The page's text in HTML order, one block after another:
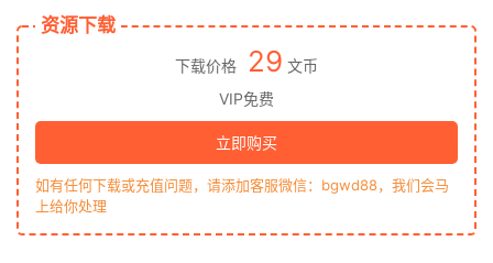
资源下载
下载价格 29 文币
VIP免费
立即购买
如有任何下载或充值问题，请添加客服微信：bgwd88，我们会马
上给你处理